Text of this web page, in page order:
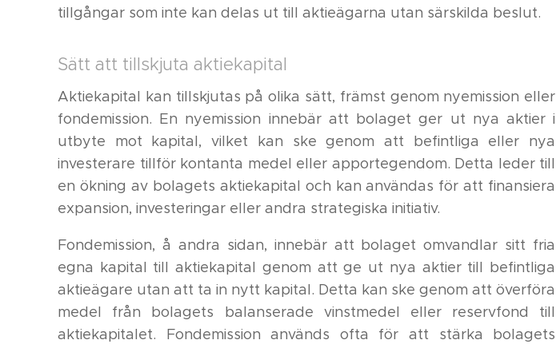
tillgångar som inte kan delas ut till aktieägarna utan särskilda beslut.
Sätt att tillskjuta aktiekapital
Aktiekapital kan tillskjutas på olika sätt, främst genom nyemission eller
fondemission. En nyemission innebär att bolaget ger ut nya aktier i
utbyte mot kapital, vilket kan ske genom att befintliga eller nya
investerare tillför kontanta medel eller apportegendom. Detta leder till
en ökning av bolagets aktiekapital och kan användas för att finansiera
expansion, investeringar eller andra strategiska initiativ.
Fondemission, å andra sidan, innebär att bolaget omvandlar sitt fria
egna kapital till aktiekapital genom att ge ut nya aktier till befintliga
aktieägare utan att ta in nytt kapital. Detta kan ske genom att överföra
medel från bolagets balanserade vinstmedel eller reservfond till
aktiekapitalet. Fondemission används ofta för att stärka bolagets